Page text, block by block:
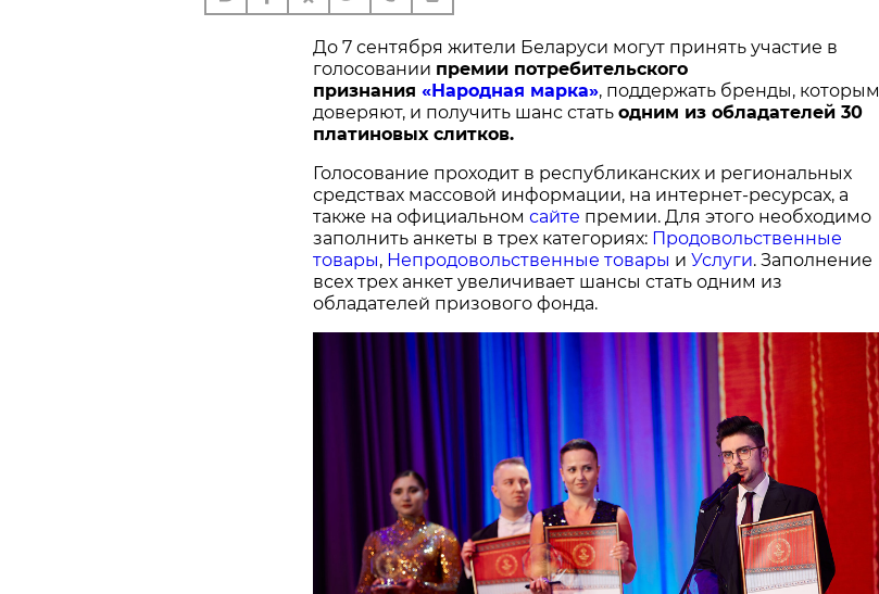
До 7 сентября жители Беларуси могут принять участие в
голосовании премии потребительского
признания «Народная марка», поддержать бренды, которым
доверяют, и получить шанс стать одним из обладателей 30
платиновых слитков.
Голосование проходит в республиканских и региональных
средствах массовой информации, на интернет-ресурсах, а
также на официальном сайте премии. Для этого необходимо
заполнить анкеты в трех категориях: Продовольственные
товары, Непродовольственные товары и Услуги. Заполнение
всех трех анкет увеличивает шансы стать одним из
обладателей призового фонда.